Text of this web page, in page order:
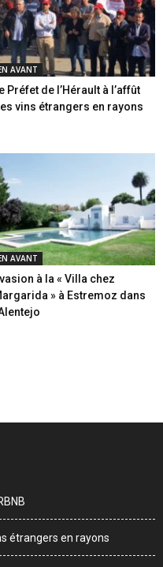
AVANT
Préfet de l’Hérault à l’affût
vins étrangers en rayons
AVANT
à la « Villa chez
» à Estremoz dans
étrangers en rayons